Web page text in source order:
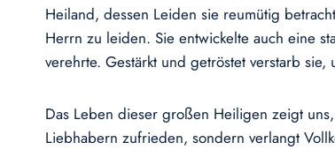
Heiland, dessen Leiden sie reumütig
Herrn zu leiden. Sie entwickelte auch eine
verehrte. Gestärkt und getröstet verstarb
Das Leben dieser großen Heiligen zeigt
Liebhabern zufrieden, sondern verlangt